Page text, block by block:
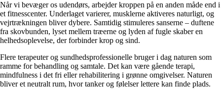
Når vi bevæger os udendørs, arbejder kroppen på en anden måde end i
et fitnesscenter. Underlaget varierer, musklerne aktiveres naturligt, og
vejrtrækningen bliver dybere. Samtidig stimuleres sanserne – duftene
fra skovbunden, lyset mellem træerne og lyden af fugle skaber en
helhedsoplevelse, der forbinder krop og sind.
Flere terapeuter og sundhedsprofessionelle bruger i dag naturen som
ramme for behandling og samtale. Det kan være gående terapi,
mindfulness i det fri eller rehabilitering i grønne omgivelser. Naturen
bliver et neutralt rum, hvor tanker og følelser lettere kan finde plads.